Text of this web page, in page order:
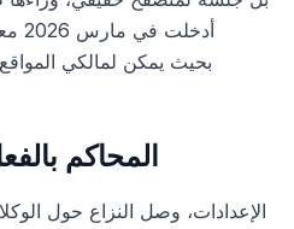
حتى أن Google أدخلت في مارس 2026 معرفًا منفصلًا
المحاكم